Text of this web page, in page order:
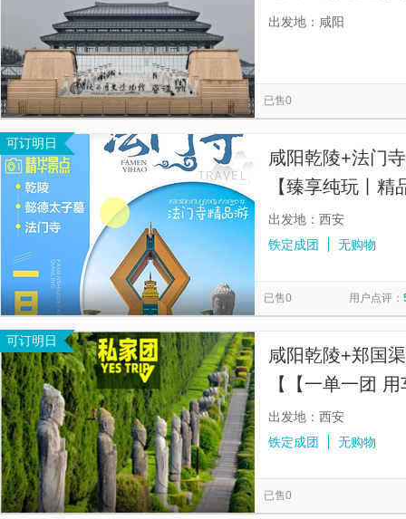
出发地：咸阳
已售0
可订明日
咸阳乾陵+法门
【臻享纯玩丨
含景区电瓶车！
出发地：西安
铁定成团
无购物
已售0 用户点评：
可订明日
咸阳乾陵+郑国
【【一单一团
心 可加订导游】
出发地：西安
铁定成团
无购物
已售0